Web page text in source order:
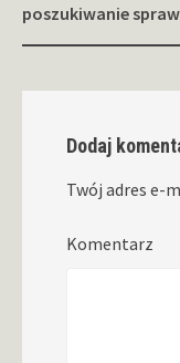
poszukiwanie
Dodaj
Twój adres e-
Komentarz